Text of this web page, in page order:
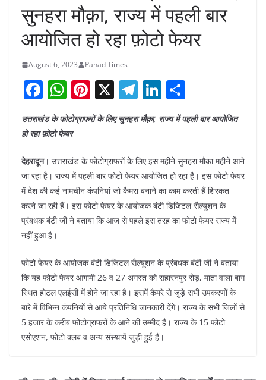
सुनहरा मौक़ा, राज्य में पहली बार
आयोजित हो रहा फ़ोटो फेयर
August 6, 2023 Pahad Times
F
a
c
b
o
o
k
W
h
at
A
p
p
Pi
nt
er
st
X T
el
e
a
m
Li
k
dI
n
h
ar
उत्तराखंड के फोटोग्राफरों के लिए सुनहरा मौक़ा, राज्य में पहली बार आयोजित
हो रहा फ़ोटो फेयर
देहरादून। उत्तराखंड के फोटोग्राफरों के लिए इस महीने सुनहरा मौका महीने आने
जा रहा है। राज्य में पहली बार फोटो फेयर आयोजित हो रहा है। इस फोटो फेयर
में देश की कई नामचीन कंपनियां जो कैमरा बनाने का काम करती हैं शिरकत
करने जा रही हैं। इस फोटो फेयर के आयोजक बंटी डिजिटल सैल्यूशन के
प्रंबधक बंटी जी ने बताया कि आज से पहले इस तरह का फोटो फेयर राज्य में
नहीं हुआ है।
फोटो फेयर के आयोजक बंटी डिजिटल सैल्यूशन के प्रंबधक बंटी जी ने बताया
कि यह फोटो फेयर आगामी 26 व 27 अगस्त को सहारनपुर रोड़, माता वाला बाग
स्थित होटल एलईसी में होने जा रहा है। इसमें कैमरे से जुड़े सभी उपकरणों के
बारे में विभिन्न कंपनियों से आये प्रतिनिधि जानकारी देंगे। राज्य के सभी जिलों से
5 हजार के करीब फोटोग्राफरों के आने की उम्मीद है। राज्य के 15 फोटो
एसोएशन, फोटो क्लब व अन्य संस्थायें जुड़ी हुई हैं।